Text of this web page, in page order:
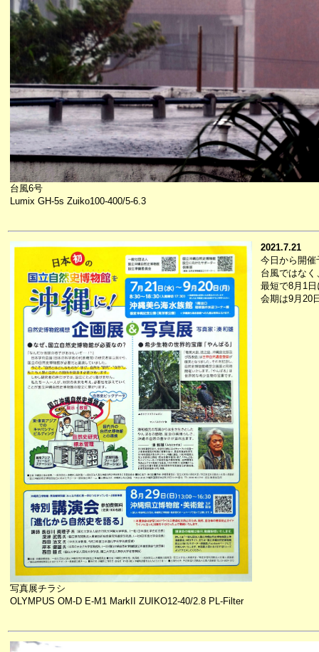
台風6号
Lumix GH-5s Zuiko100-400/5-6.3
写真展チラシ
OLYMPUS OM-D E-M1 MarkII ZUIKO12-40/2.8 PL-Filter
2021.7.21
今日から開催
台風ではな
最短で8月1
会期は9月20